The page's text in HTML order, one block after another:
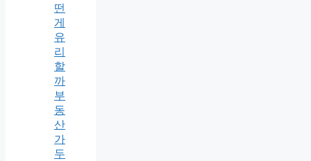
떤
게
유
리
할
까
부
동
산
가
두